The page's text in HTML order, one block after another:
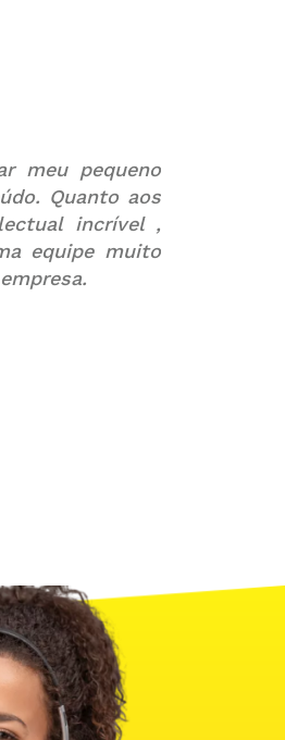
meu pequeno
Quanto aos
incrível ,
equipe muito